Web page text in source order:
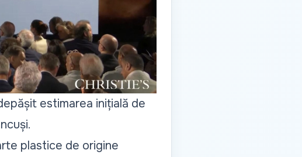
estimarea inițială de
plastice de origine